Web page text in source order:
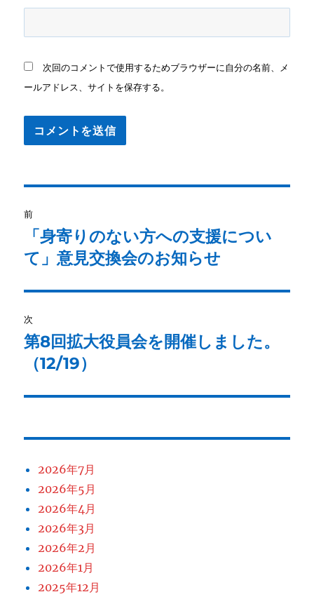
次回のコメントで使用するためブラウザーに自分の名前、メ
ールアドレス、サイトを保存する。
稿
ナ
ビ
ゲ
ー
シ
ン
前
前
の
稿:
「身寄りのない方への支援につい
て」意見交換会のお知らせ
次
次
の
稿:
第8回拡大役員会を開催しました。
（12/19）
2026年7月
2026年5月
2026年4月
2026年3月
2026年2月
2026年1月
2025年12月